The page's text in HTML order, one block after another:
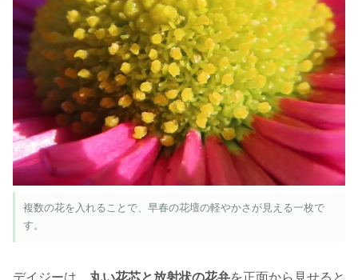
複数の花を入れることで、早春の花壇の軽やかさが見える一枚で
す。